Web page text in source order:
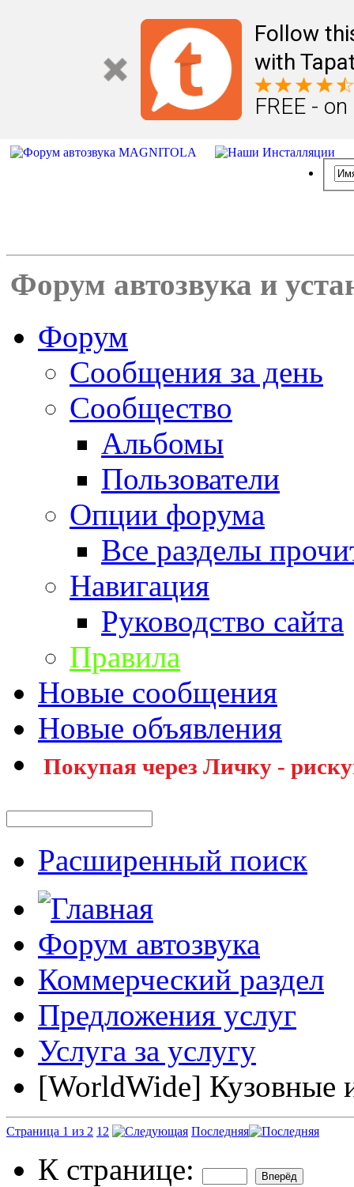
Follow
with
FREE -
Форум автозвука и
Форум
Сообщения за день
Сообщество
Альбомы
Пользователи
Опции форума
Все разделы
Навигация
Руководство сайта
Правила
Новые сообщения
Новые объявления
Покупая через Личку -
Расширенный поиск
Форум автозвука
Коммерческий раздел
Предложения услуг
Услуга за услугу
[WorldWide] Кузовные
Страница 1 из 2 1 2 Последняя
К странице: